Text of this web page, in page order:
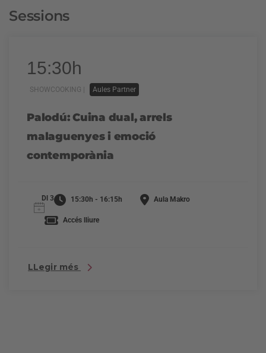
Sessions
15:30h
SHOWCOOKING | Aules Partner
Palodú: Cuina dual, arrels
malaguenyes i emoció
contemporània
Dl 3 15:30h - 16:15h Aula Makro
Accés lliure
LLegir més